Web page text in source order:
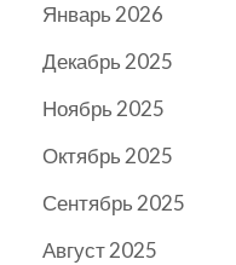
Январь 2026
Декабрь 2025
Ноябрь 2025
Октябрь 2025
Сентябрь 2025
Август 2025